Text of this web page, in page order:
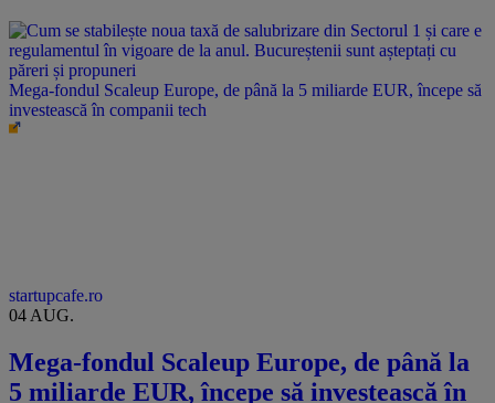
Mega-fondul Scaleup Europe, de până la 5 miliarde EUR, începe să
investească în companii tech
startupcafe.ro
04 AUG.
Mega-fondul Scaleup Europe, de până la
5 miliarde EUR, începe să investească în